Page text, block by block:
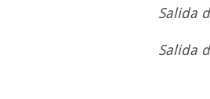
Salida
Salida